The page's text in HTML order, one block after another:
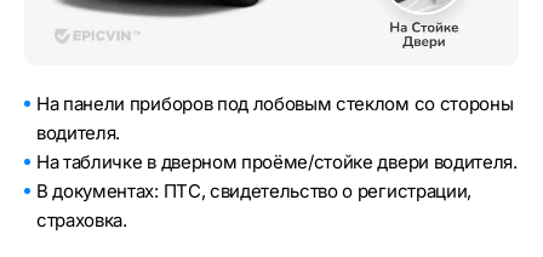
На панели приборов под лобовым стеклом со стороны
водителя.
На табличке в дверном проёме/стойке двери водителя.
В документах: ПТС, свидетельство о регистрации,
страховка.